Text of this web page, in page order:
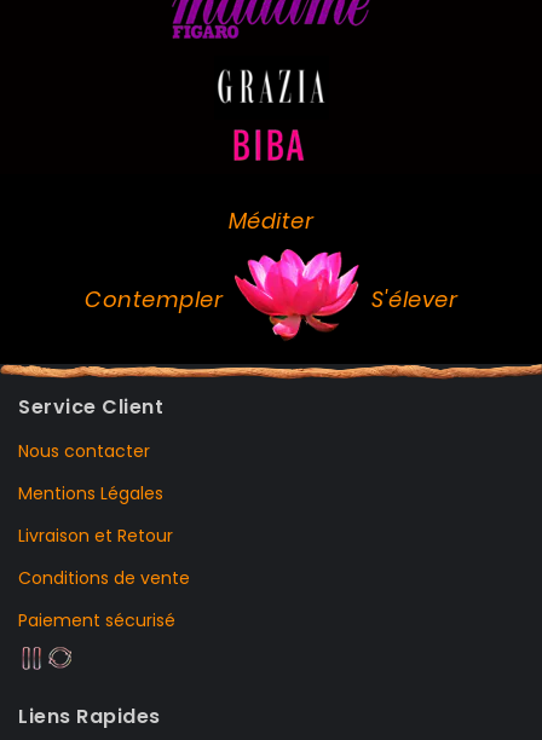
Méditer
Contempler S'élever
Service Client
Nous contacter
Mentions Légales
Livraison et Retour
Conditions de vente
Paiement sécurisé
Liens Rapides